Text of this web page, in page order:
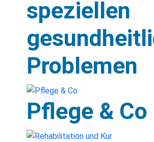
speziellen
Problemen
Pflege & Co